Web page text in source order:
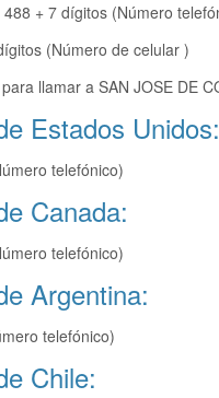
+ 7 dígitos (Número
(Número de celular )
llamar a SAN JOSE DE
Estados Unidos:
telefónico)
Canada:
telefónico)
Argentina:
telefónico)
Chile: